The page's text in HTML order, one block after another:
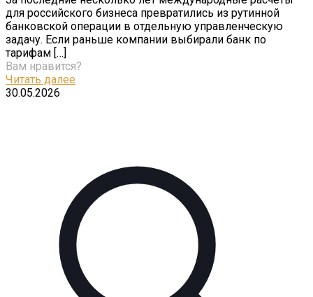
для российского бизнеса превратились из рутинной
банковской операции в отдельную управленческую
задачу. Если раньше компании выбирали банк по
тарифам […]
Вам нравится?
Читать далее
30.05.2026